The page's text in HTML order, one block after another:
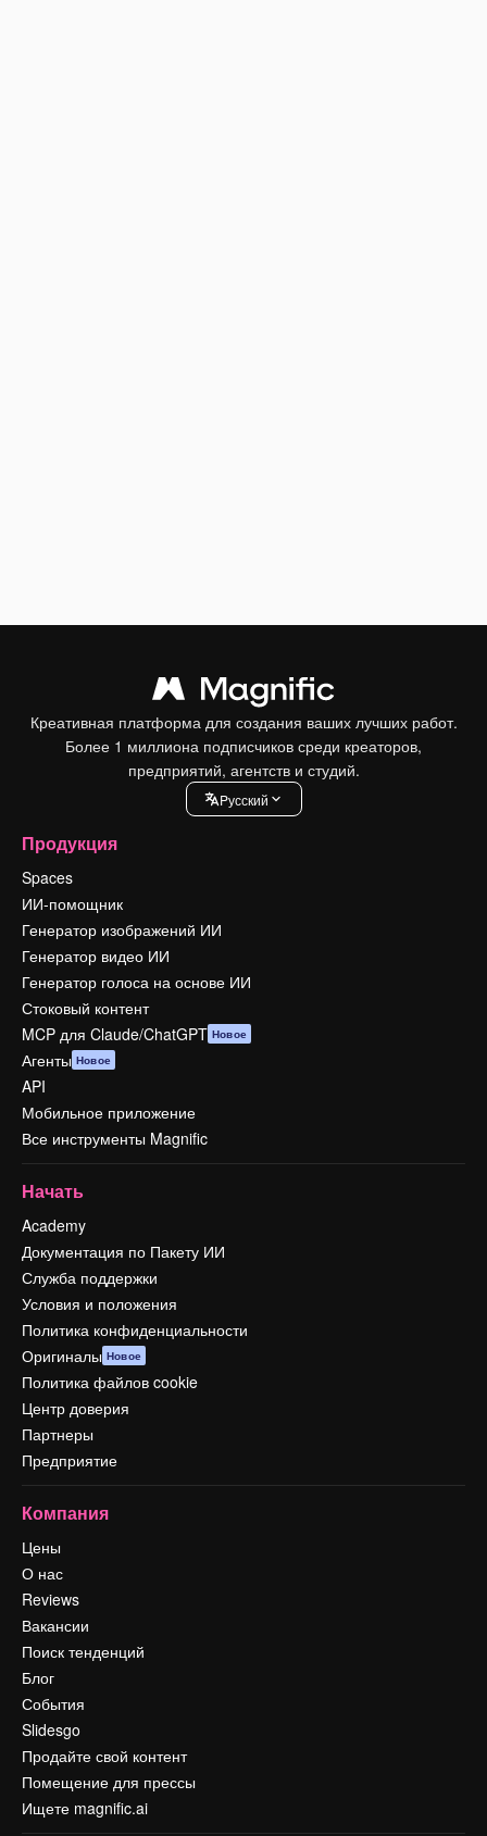
Креативная платформа для создания ваших лучших работ.
Более 1 миллиона подписчиков среди креаторов,
предприятий, агентств и студий.
Pусский
Продукция
Spaces
ИИ-помощник
Генератор изображений ИИ
Генератор видео ИИ
Генератор голоса на основе ИИ
Стоковый контент
MCP для Claude/ChatGPT Новое
Агенты Новое
API
Мобильное приложение
Все инструменты Magnific
Начать
Academy
Документация по Пакету ИИ
Служба поддержки
Условия и положения
Политика конфиденциальности
Оригиналы Новое
Политика файлов cookie
Центр доверия
Партнеры
Предприятие
Компания
Цены
О нас
Reviews
Вакансии
Поиск тенденций
Блог
События
Slidesgo
Продайте свой контент
Помещение для прессы
Ищете magnific.ai